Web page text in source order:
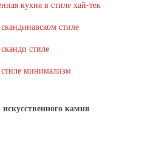
кухня в стиле хай-тек
стиле
стиле
минимализм
камня